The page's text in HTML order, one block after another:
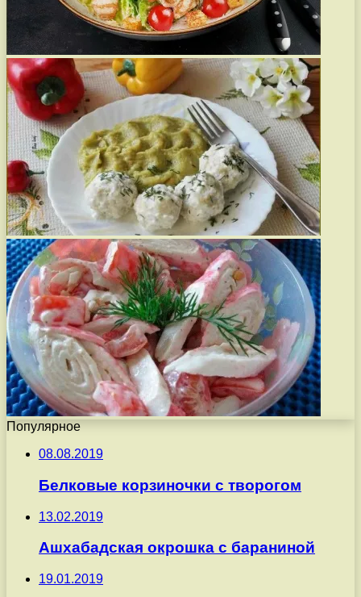
Популярное
08.08.2019
Белковые корзиночки с творогом
13.02.2019
Ашхабадская окрошка с бараниной
19.01.2019